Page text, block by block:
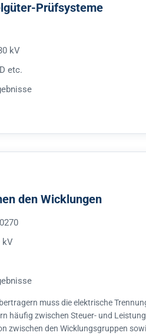
Prüfsysteme
kV
etc.
den Wicklungen
kV
muss die elektrische
häufig zwischen Steuer- und
zwischen den Wicklungsgruppen